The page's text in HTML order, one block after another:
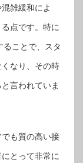
雑緩和によ
点です。特に
ることで、スタ
なり、その時
言われていま
も質の高い接
とって非常に